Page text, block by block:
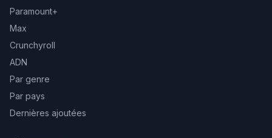
Paramount+
Max
Crunchyroll
ADN
Par genre
Par pays
Dernières ajoutées